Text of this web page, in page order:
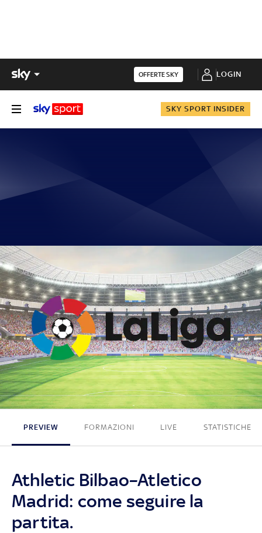
OFFERTE SKY LOGIN
SKY SPORT INSIDER
1 - 0
PREVIEW FORMAZIONI LIVE STATISTICHE
Athletic Bilbao–Atletico
Madrid: come seguire la
partita.